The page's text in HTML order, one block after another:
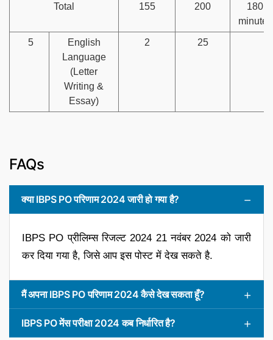
Total 155 200
180
minutes
5
English
Language
(Letter
Writing &
Essay)
2 25
FAQs
क्या IBPS PO परिणाम 2024 जारी हो गया है?
IBPS PO प्रीलिम्स रिजल्ट 2024 21 नवंबर 2024 को जारी
कर दिया गया है, जिसे आप इस पोस्ट में देख सकते है.
मैं अपना IBPS PO परिणाम 2024 कैसे देख सकता हूँ?
IBPS PO मेंस परीक्षा 2024 कब निर्धारित है?